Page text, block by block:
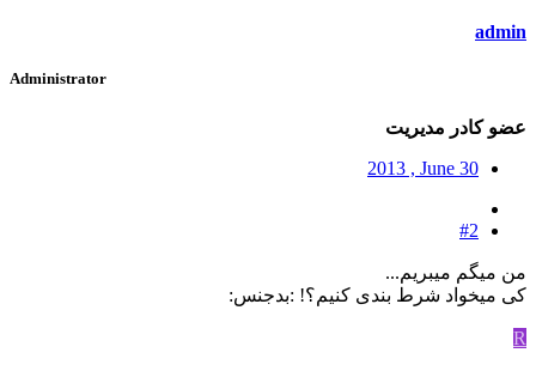
admin
Administrator
عضو کادر مدیریت
2013 , June 30
#2
من میگم میبریم...
کی میخواد شرط بندی کنیم؟! :بدجنس:
R